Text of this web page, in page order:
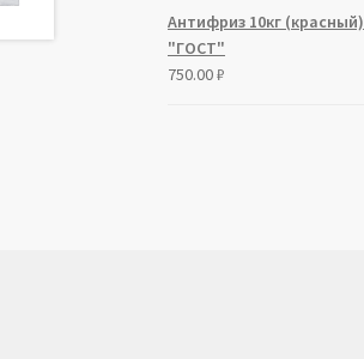
Антифриз 10кг (красный)
"ГОСТ"
750.00₽